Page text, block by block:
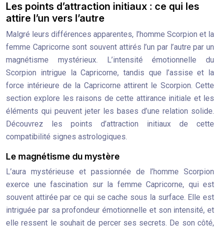
Les points d’attraction initiaux : ce qui les
attire l’un vers l’autre
Malgré leurs différences apparentes, l’homme Scorpion et la
femme Capricorne sont souvent attirés l’un par l’autre par un
magnétisme mystérieux. L’intensité émotionnelle du
Scorpion intrigue la Capricorne, tandis que l’assise et la
force intérieure de la Capricorne attirent le Scorpion. Cette
section explore les raisons de cette attirance initiale et les
éléments qui peuvent jeter les bases d’une relation solide.
Découvrez les points d’attraction initiaux de cette
compatibilité signes astrologiques.
Le magnétisme du mystère
L’aura mystérieuse et passionnée de l’homme Scorpion
exerce une fascination sur la femme Capricorne, qui est
souvent attirée par ce qui se cache sous la surface. Elle est
intriguée par sa profondeur émotionnelle et son intensité, et
elle ressent le souhait de percer ses secrets. De son côté,